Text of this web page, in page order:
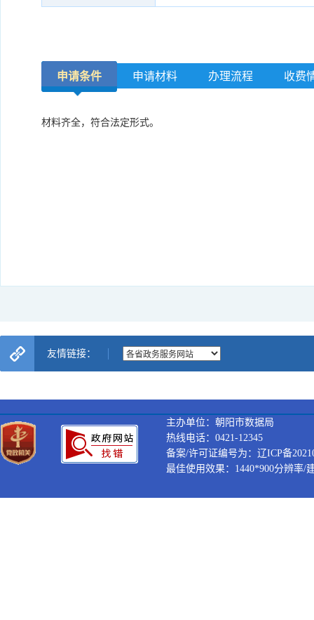
申请条件 申请材料 办理流程 收费
材料齐全，符合法定形式。
友情链接：
主办单位：朝阳市数据局
热线电话：0421-12345
备案/许可证编号为：辽ICP备
最佳使用效果：1440*900分辨率/